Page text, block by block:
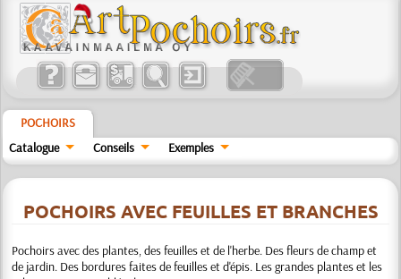
POCHOIRS
Catalogue
Conseils Exemples
POCHOIRS AVEC FEUILLES ET BRANCHES
Pochoirs avec des plantes, des feuilles et de l'herbe. Des fleurs de champ et
de jardin. Des bordures faites de feuilles et d'épis. Les grandes plantes et les